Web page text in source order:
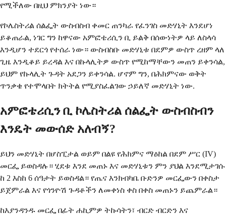
የሚችለው በዚህ ምክንያት ነው።
የኮሌስትሪል ሰልፌት ውስብስብ ቀመር ጠንካራ የፈንገስ መድሃኒት እንደሆነ
ይቆጠራል, ነገር ግን ከዋናው አምፎቴሪሲን ቢ ይልቅ በሰውነትዎ ላይ ለስላሳ
እንዲሆን ተደርጎ የተሰራ ነው። ውስብስቡ መድሃኒቱ በደምዎ ውስጥ ረዘም ላለ
ጊዜ እንዲቆይ ይረዳል እና በኩላሊትዎ ውስጥ የሚከማቸውን መጠን ይቀንሳል,
ይህም የኩላሊት ጉዳት አደጋን ይቀንሳል. ሆኖም ግን, በሕክምናው ወቅት
ጥንቃቄ የተሞላበት ክትትል የሚያስፈልገው ኃይለኛ መድሃኒት ነው.
አምፎቴሪሲን ቢ ኮሌስትሪል ሰልፌት ውስብስብን
እንዴት መውሰድ አለብኝ?
ይህን መድሃኒት በሆስፒታል ወይም በልዩ የሕክምና ማዕከል በደም ሥር (IV)
መርፌ ይወስዳሉ። ሂደቱ እንደ መጠኑ እና መድሃኒቱን ምን ያህል እንደሚታገሱ
ከ 2 እስከ 6 ሰዓታት ይወስዳል። የጤና እንክብካቤ ቡድንዎ መርፌውን በቀስታ
ይጀምራል እና የጎንዮሽ ጉዳቶችን ለመቀነስ ቀስ በቀስ መጠኑን ይጨምራል።
ከእያንዳንዱ መርፌ በፊት ሐኪምዎ ትኩሳትን፣ ብርድ ብርድን እና